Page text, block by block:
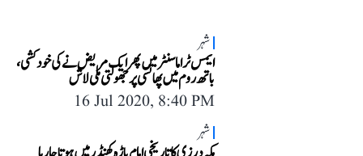
شہر
ایمس ٹراما سنٹر میں پھر ایک مریض نے کی خودکشی،
باتھ روم میں پھانسی پر جھولتی ملی لاش
16 Jul 2020, 8:40 PM
شہر